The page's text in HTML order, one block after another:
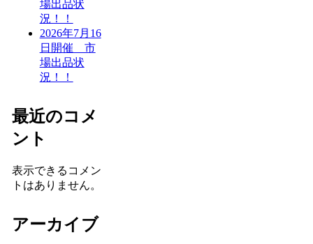
場出品状
況！！
2026年7月16
日開催 市
場出品状
況！！
最近のコメ
ント
表示できるコメン
トはありません。
アーカイブ